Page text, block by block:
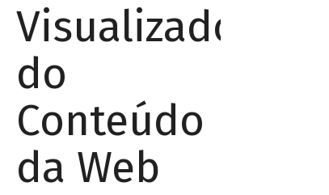
Visualizador
do
Conteúdo
da Web